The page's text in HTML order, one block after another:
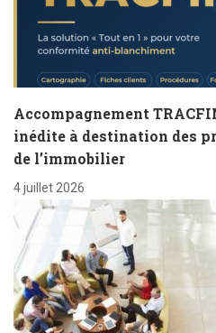
Accompagnement
inédite à destination des
de l’immobilier
4 juillet 2026